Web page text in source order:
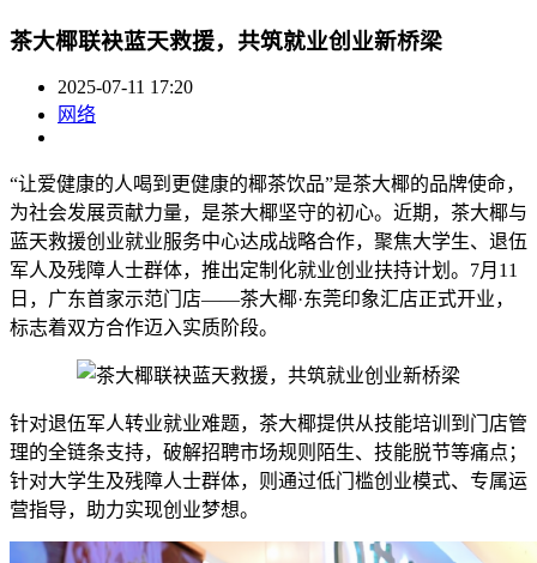
茶大椰联袂蓝天救援，共筑就业创业新桥梁
2025-07-11 17:20
网络
“让爱健康的人喝到更健康的椰茶饮品”是茶大椰的品牌使命，
为社会发展贡献力量，是茶大椰坚守的初心。近期，茶大椰与
蓝天救援创业就业服务中心达成战略合作，聚焦大学生、退伍
军人及残障人士群体，推出定制化就业创业扶持计划。7月11
日，广东首家示范门店——茶大椰·东莞印象汇店正式开业，
标志着双方合作迈入实质阶段。
针对退伍军人转业就业难题，茶大椰提供从技能培训到门店管
理的全链条支持，破解招聘市场规则陌生、技能脱节等痛点；
针对大学生及残障人士群体，则通过低门槛创业模式、专属运
营指导，助力实现创业梦想。